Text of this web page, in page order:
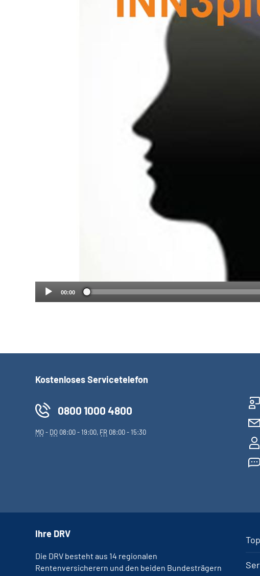
00:00
Kostenloses Servicetelefon
0800 1000 4800
MO- DO 08:00 - 19:00, FR 08:00 - 15:30
Ihre DRV
Die DRV besteht aus 14 regionalen
Rentenversicherern und den beiden Bundesträgern